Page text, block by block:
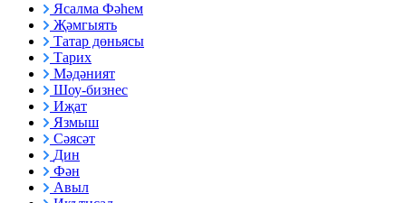
Ясалма Фәһем
Җәмгыять
Татар дөньясы
Тарих
Мәдәният
Шоу-бизнес
Иҗат
Язмыш
Сәясәт
Дин
Фән
Авыл